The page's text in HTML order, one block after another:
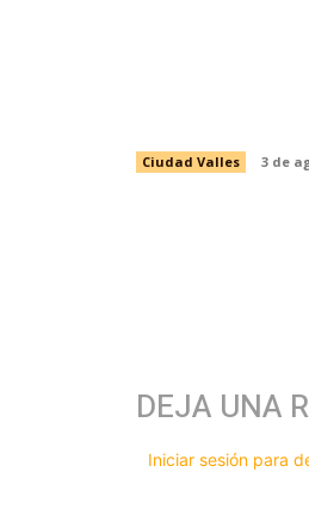
Ciudad Valles 3 de
DEJA UNA
Iniciar sesión para